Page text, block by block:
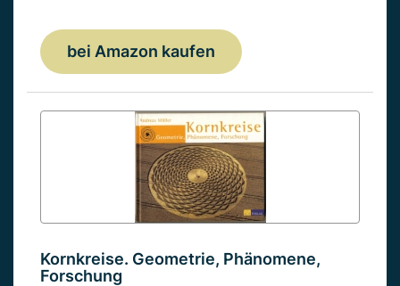
bei Amazon kaufen
Kornkreise. Geometrie, Phänomene,
Forschung